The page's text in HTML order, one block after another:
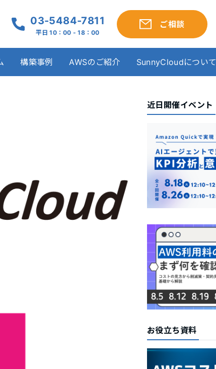
03-5484-7811
平日 10：00 - 18：00
ご相談
構築事例 AWSのご紹介 SunnyCloudについて
近日開催イベント
お役立ち資料